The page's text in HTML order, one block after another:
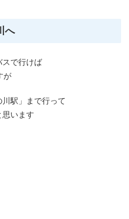
へ
スで行けば
が
駅」まで行って
思います